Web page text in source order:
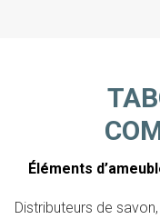
Éléments
Distributeurs de